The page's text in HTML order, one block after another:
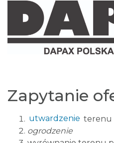
Zapytanie
utwardzenie terenu
ogrodzenie